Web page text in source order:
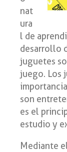
nat
ura
l de
desarrollo
juguetes
juego. Los
son
es el
estudio y
Mediante